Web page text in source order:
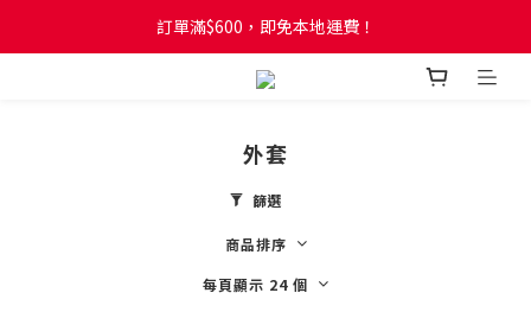
訂單滿$600，即免本地運費！
訂單滿$600，即免本地運費！
全新網店會員制度! 2%消費回贈! 買1蚊儲1分! 儲夠50分當1蚊!
外套
篩選
商品排序
每頁顯示 24 個